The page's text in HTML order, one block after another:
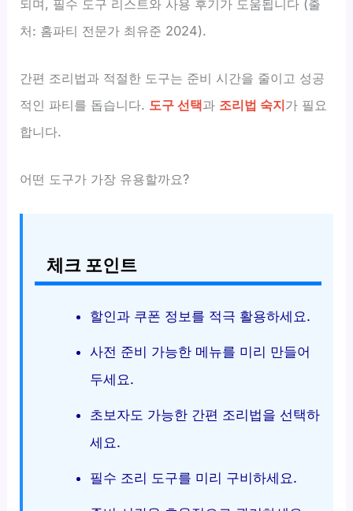
되며, 필수 도구 리스트와 사용 후기가 도움됩니다 (출
처: 홈파티 전문가 최유준 2024).
간편 조리법과 적절한 도구는 준비 시간을 줄이고 성공
적인 파티를 돕습니다. 도구 선택과 조리법 숙지가 필요
합니다.
어떤 도구가 가장 유용할까요?
체크 포인트
할인과 쿠폰 정보를 적극 활용하세요.
사전 준비 가능한 메뉴를 미리 만들어
두세요.
초보자도 가능한 간편 조리법을 선택하
세요.
필수 조리 도구를 미리 구비하세요.